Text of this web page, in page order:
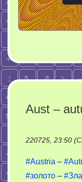
Aust –
220725, 23:50
#Austria –
#золото –